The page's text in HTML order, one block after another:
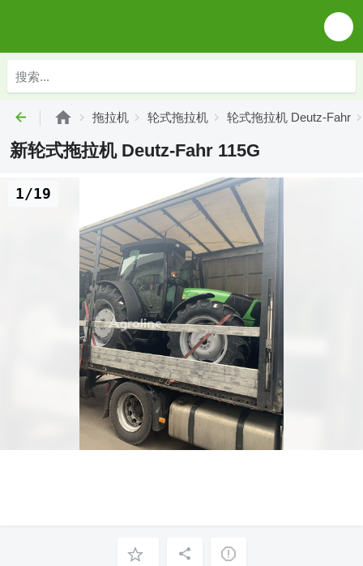
拖拉机 轮式拖拉机 轮式拖拉机 Deutz-Fahr
新轮式拖拉机 Deutz-Fahr 115G
1/19